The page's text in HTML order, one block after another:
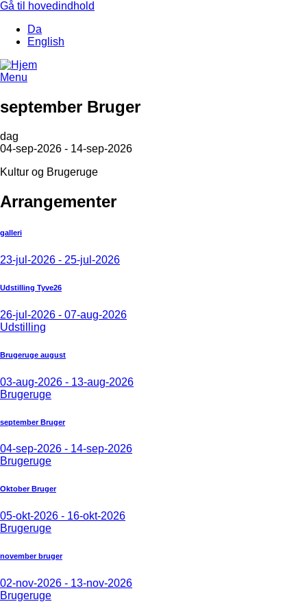
Gå til hovedindhold
Da
English
Menu
september Bruger
dag
04-sep-2026 - 14-sep-2026
Kultur og Brugeruge
Arrangementer
galleri
23-jul-2026 - 25-jul-2026
Udstilling Tyve26
26-jul-2026 - 07-aug-2026
Udstilling
Brugeruge august
03-aug-2026 - 13-aug-2026
Brugeruge
september Bruger
04-sep-2026 - 14-sep-2026
Brugeruge
Oktober Bruger
05-okt-2026 - 16-okt-2026
Brugeruge
november bruger
02-nov-2026 - 13-nov-2026
Brugeruge